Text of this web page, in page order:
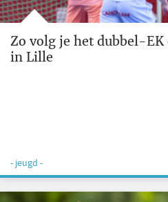
Zo volg je het dubbel-
in Lille
- jeugd -